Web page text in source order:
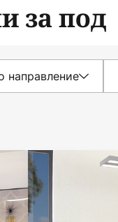
за под
направление